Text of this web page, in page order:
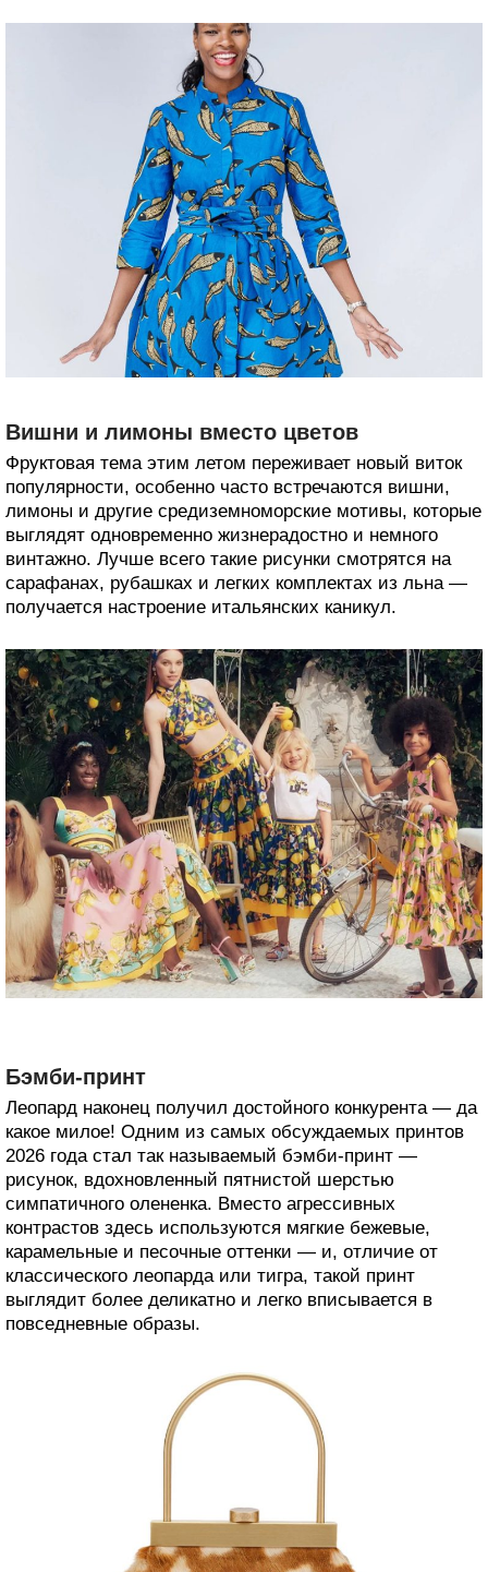
Вишни и лимоны вместо цветов
Фруктовая тема этим летом переживает новый виток
популярности, особенно часто встречаются вишни,
лимоны и другие средиземноморские мотивы, которые
выглядят одновременно жизнерадостно и немного
винтажно. Лучше всего такие рисунки смотрятся на
сарафанах, рубашках и легких комплектах из льна —
получается настроение итальянских каникул.
Бэмби-принт
Леопард наконец получил достойного конкурента — да
какое милое! Одним из самых обсуждаемых принтов
2026 года стал так называемый бэмби-принт —
рисунок, вдохновленный пятнистой шерстью
симпатичного олененка. Вместо агрессивных
контрастов здесь используются мягкие бежевые,
карамельные и песочные оттенки — и, отличие от
классического леопарда или тигра, такой принт
выглядит более деликатно и легко вписывается в
повседневные образы.